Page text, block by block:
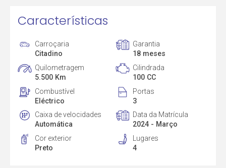
Características
Carroçaria
Citadino
Garantia
18 meses
Quilometragem
5.500 Km
Cilindrada
100 CC
Combustível
Eléctrico
Portas
3
Caixa de velocidades
Automática
Data da Matrícula
2024 - Março
Cor exterior
Preto
Lugares
4